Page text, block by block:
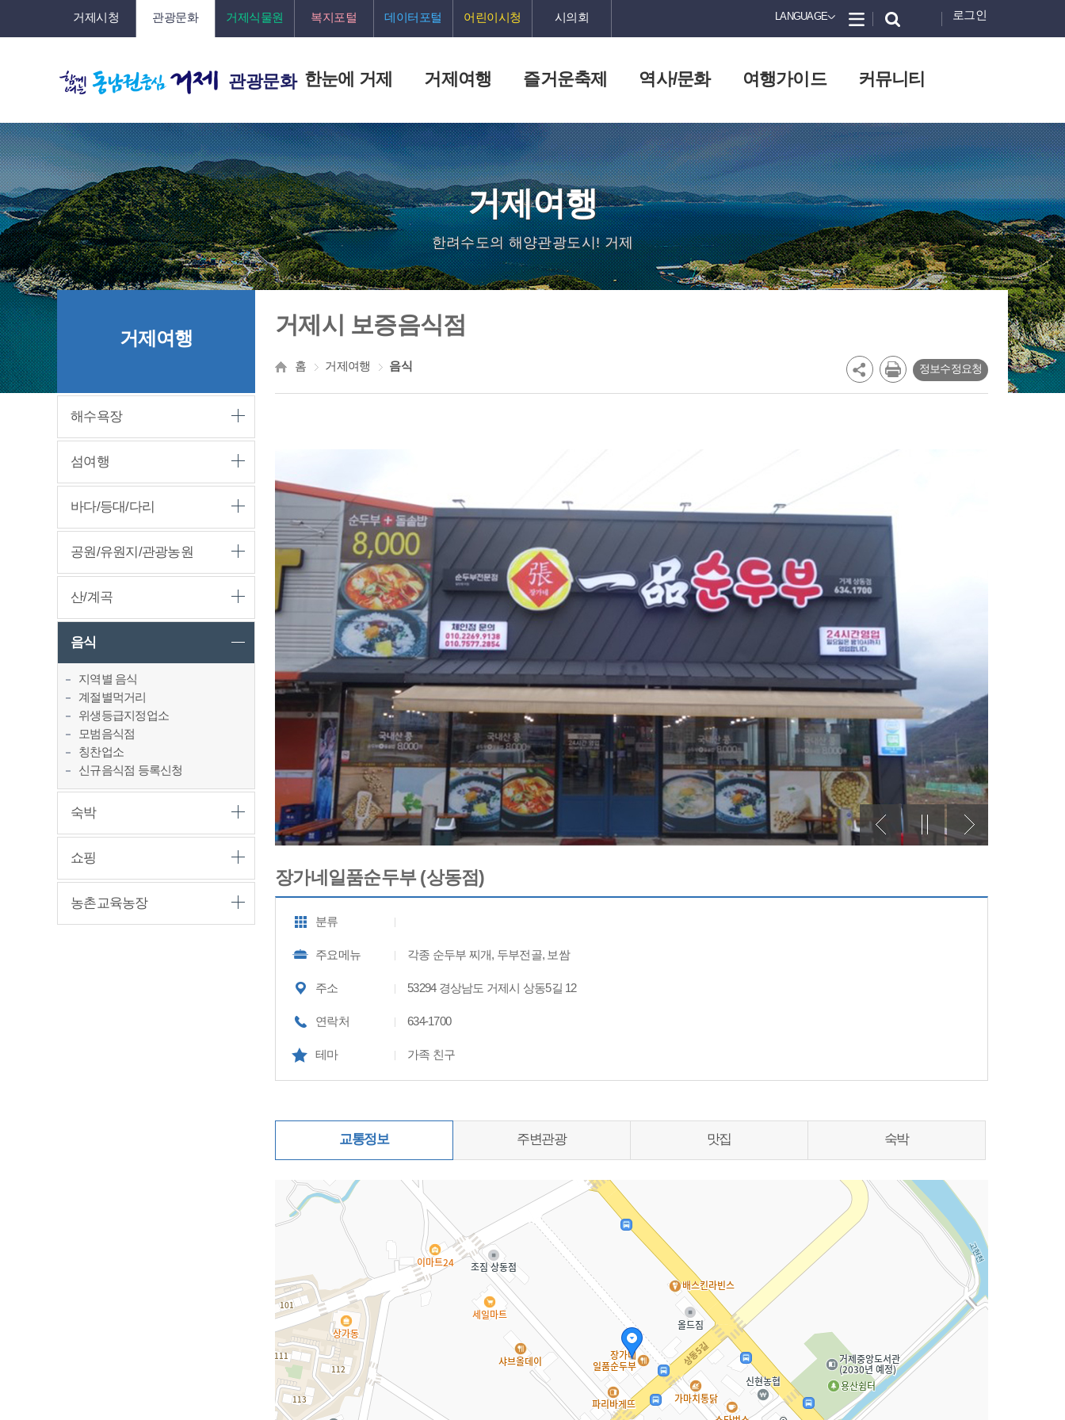
거제시청 관광문화 거제식물원 복지포털 데이터포털 어린이시청 시의회 LANGUAGE 로그인
관광문화 한눈에 거제 거제여행 즐거운축제 역사/문화 여행가이드 커뮤니티
거제여행
한려수도의 해양관광도시! 거제
거제여행
해수욕장
섬여행
바다/등대/다리
공원/유원지/관광농원
산/계곡
음식
지역별 음식
계절별먹거리
위생등급지정업소
모범음식점
칭찬업소
신규음식점 등록신청
숙박
쇼핑
농촌교육농장
거제시 보증음식점
홈 거제여행 음식 정보수정요청
장가네일품순두부 (상동점)
분류
주요메뉴 각종 순두부 찌개, 두부전골, 보쌈
주소 53294 경상남도 거제시 상동5길 12
연락처 634-1700
테마 가족 친구
교통정보 주변관광 맛집 숙박
지도삽입 (가로100%)